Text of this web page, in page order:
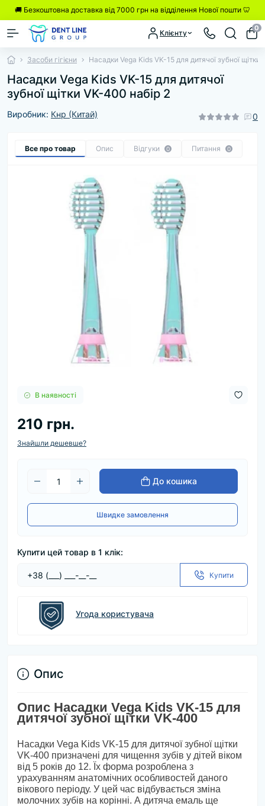
🚚 Безкоштовна доставка від 7000 грн на відділення Нової пошти 🦷
Клієнту
0
Засоби гігієни Насадки Vega Kids VK-15 для дитячої зубної
Насадки Vega Kids VK-15 для дитячої
зубної щітки VK-400 набір 2
Виробник: Кнр (Китай) 0
Все про товар Опис Відгуки 0 Питання 0
В наявності
210 грн.
Знайшли дешевше?
До кошика
Швидке замовлення
Купити цей товар в 1 клік:
Купити
Угода користувача
Опис
Опис Насадки Vega Kids VK-15 для
дитячої зубної щітки VK-400
Насадки Vega Kids VK-15 для дитячої зубної щітки
VK-400 призначені для чищення зубів у дітей віком
від 5 років до 12. Їх форма розроблена з
урахуванням анатомічних особливостей даного
вікового періоду. У цей час відбувається зміна
молочних зубів на корінні. А дитяча емаль ще